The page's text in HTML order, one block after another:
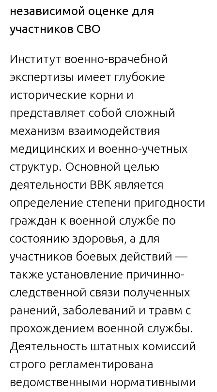
независимой оценке для
участников СВО
Институт военно-врачебной
экспертизы имеет глубокие
исторические корни и
представляет собой сложный
механизм взаимодействия
медицинских и военно-учетных
структур. Основной целью
деятельности ВВК является
определение степени пригодности
граждан к военной службе по
состоянию здоровья, а для
участников боевых действий —
также установление причинно-
следственной связи полученных
ранений, заболеваний и травм с
прохождением военной службы.
Деятельность штатных комиссий
строго регламентирована
ведомственными нормативными